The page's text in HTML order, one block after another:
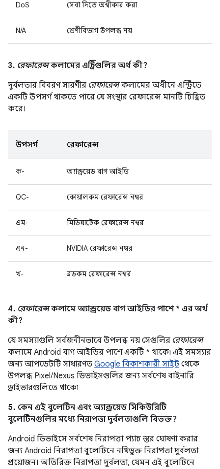
DoS সেবা দিতে অস্বীকার করা
N/A শ্রেণীবিভাগ উপলব্ধ নয়
3. রেফারেন্সকলামের এন্ট্রিগুলির অর্থ কী?
দুর্বলতার বিবরণ সারণীর রেফারেন্সকলামের অধীনে এন্ট্রিতে
একটি উপসর্গ থাকতে পারে যে সংস্থার রেফারেন্স মানটি চিহ্নিত
করে।
উপসর্গ রেফারেন্স
ক- অ্যান্ড্রয়েড বাগ আইডি
QC- কোয়ালকম রেফারেন্স নম্বর
এম- মিডিয়াটেক রেফারেন্স নম্বর
এন- NVIDIA রেফারেন্স নম্বর
খ- ব্রডকম রেফারেন্স নম্বর
4. রেফারেন্সকলামে অ্যান্ড্রয়েড বাগ আইডির পাশে * এর অর্থ
কী?
যে সমস্যাগুলি সর্বজনীনভাবে উপলব্ধ নয় সেগুলির রেফারেন্স
কলামে Android বাগ আইডির পাশে একটি * থাকে৷ এই সমস্যার
জন্য আপডেটটি সাধারণত Google বিকাশকারী সাইট থেকে
উপলব্ধ Pixel/Nexus ডিভাইসগুলির জন্য সর্বশেষ বাইনারি
ড্রাইভারগুলিতে থাকে৷
5. কেন এই বুলেটিন এবং অ্যান্ড্রয়েড সিকিউরিটি
বুলেটিনগুলির মধ্যে নিরাপত্তা দুর্বলতাগুলি বিভক্ত?
Android ডিভাইসে সর্বশেষ নিরাপত্তা প্যাচ স্তর ঘোষণা করার
জন্য Android নিরাপত্তা বুলেটিনে নথিভুক্ত নিরাপত্তা দুর্বলতা
প্রয়োজন। অতিরিক্ত নিরাপত্তা দুর্বলতা, যেমন এই বুলেটিনে